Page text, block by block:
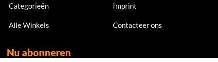
Categorieën
Alle Winkels
Imprint
Contacteer ons
Nu abonneren